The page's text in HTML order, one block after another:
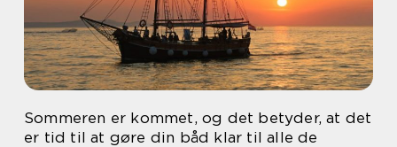
Sommeren er kommet, og det betyder, at det
er tid til at gøre din båd klar til alle de